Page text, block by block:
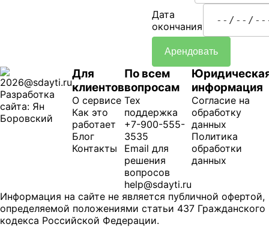
Дата
окончания
Арендовать
2026@sdayti.ru
Разработка
сайта: Ян
Боровский
Для
клиентов
О сервисе
Как это
работает
Блог
Контакты
По всем
вопросам
Тех
поддержка
+7-900-555-
3535
Email для
решения
вопросов
help@sdayti.ru
информация
Согласие на
обработку
данных
Политика
обработки
данных
Информация на сайте не является публичной офертой,
определяемой положениями статьи 437 Гражданского
кодекса Российской Федерации.